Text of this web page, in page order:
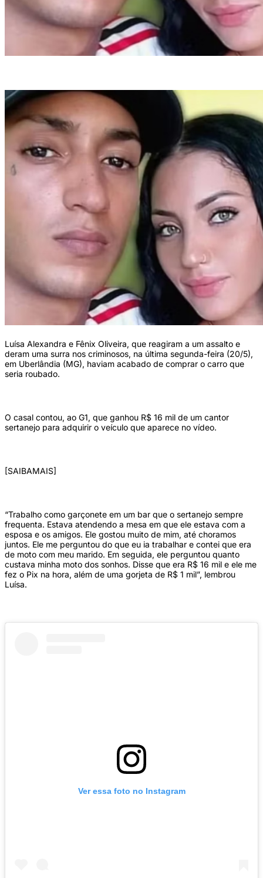
Luísa Alexandra e Fênix Oliveira, que reagiram a um assalto e
deram uma surra nos criminosos, na última segunda-feira (20/5),
em Uberlândia (MG), haviam acabado de comprar o carro que
seria roubado.
O casal contou, ao G1, que ganhou R$ 16 mil de um cantor
sertanejo para adquirir o veículo que aparece no vídeo.
[SAIBAMAIS]
“Trabalho como garçonete em um bar que o sertanejo sempre
frequenta. Estava atendendo a mesa em que ele estava com a
esposa e os amigos. Ele gostou muito de mim, até choramos
juntos. Ele me perguntou do que eu ia trabalhar e contei que era
de moto com meu marido. Em seguida, ele perguntou quanto
custava minha moto dos sonhos. Disse que era R$ 16 mil e ele me
fez o Pix na hora, além de uma gorjeta de R$ 1 mil”, lembrou
Luísa.
Ver essa foto no Instagram